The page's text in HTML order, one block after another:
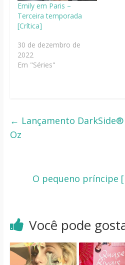
Emily em Paris –
Terceira temporada
[Crítica]
30 de dezembro de
2022
Em "Séries"
← Lançamento
Oz
O pequeno príncipe
Você pode